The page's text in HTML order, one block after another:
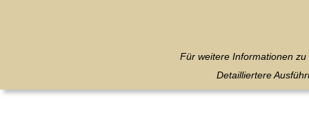
Für weitere Informationen
Detailliertere